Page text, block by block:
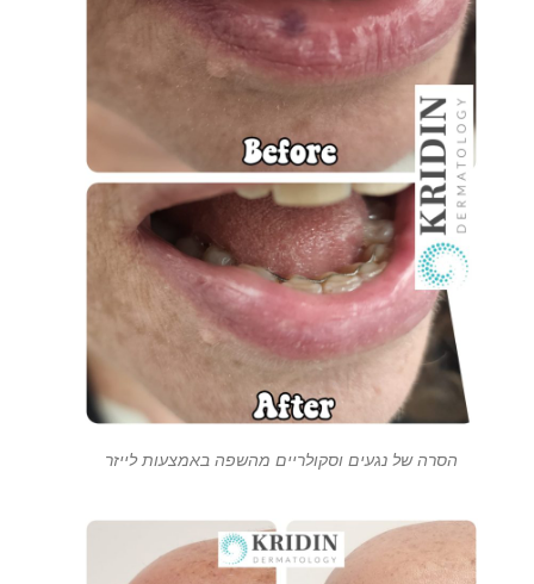
הסרה של נגעים וסקולריים מהשפה באמצעות לייזר